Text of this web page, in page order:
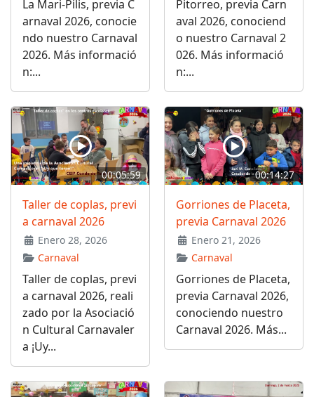
La Mari-Pilis, previa C
arnaval 2026, conocie
ndo nuestro Carnaval
2026. Más informació
n:...
Pitorreo, previa Carn
aval 2026, conociend
o nuestro Carnaval 2
026. Más informació
n:...
00:05:59
Taller de coplas, previ
a carnaval 2026
Enero 28, 2026
Carnaval
Taller de coplas, previ
a carnaval 2026, reali
zado por la Asociació
n Cultural Carnavaler
a ¡Uy...
00:14:27
Gorriones de Placeta,
previa Carnaval 2026
Enero 21, 2026
Carnaval
Gorriones de Placeta,
previa Carnaval 2026,
conociendo nuestro
Carnaval 2026. Más...